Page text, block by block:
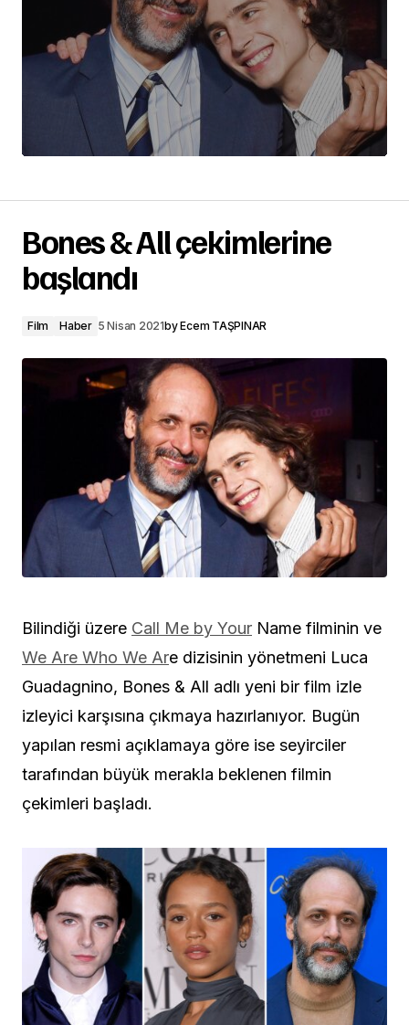
Bones & All çekimlerine
başlandı
Film Haber 5 Nisan 2021byEcem TAŞPINAR
Bilindiği üzere Call Me by Your Name filminin ve
We Are Who We Are dizisinin yönetmeni Luca
Guadagnino, Bones & All adlı yeni bir film izle
izleyici karşısına çıkmaya hazırlanıyor. Bugün
yapılan resmi açıklamaya göre ise seyirciler
tarafından büyük merakla beklenen filmin
çekimleri başladı.